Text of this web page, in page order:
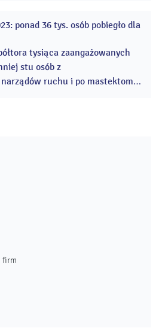
05
2023
ponad 36 tys. osób pobiegło dla
tysiąca zaangażowanych
stu osób z
ruchu i po mastektomii.
firm